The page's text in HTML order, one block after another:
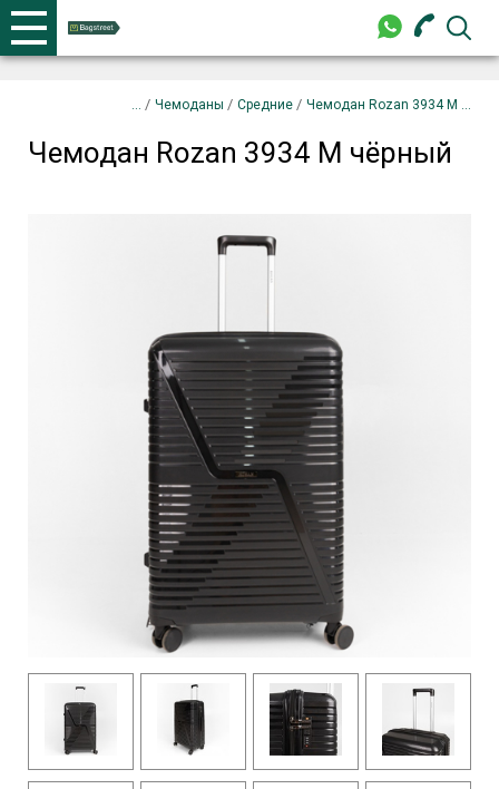
+375 44 702-99-87
+375 44 702-99-87
/ Чемоданы / Средние / Чемодан Rozan 3934 M ...
Чемодан Rozan 3934 M чёрный